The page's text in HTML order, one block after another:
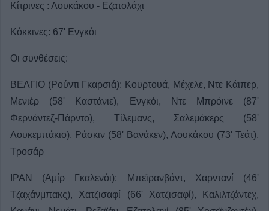
Κίτρινες : Λουκάκου - Εζατολάχι
Κόκκινες: 67' Ενγκόι
Οι συνθέσεις:
ΒΕΛΓΙΟ (Ρούντι Γκαρσιά): Κουρτουά, Μέχελε, Ντε Κάιπερ,
Μενιέρ (58' Καστάνιε), Ενγκόι, Ντε Μπρόινε (87'
Φερνάντεζ-Πάρντο), Τίλεμανς, Σαλεμάκερς (58'
Λουκεμπάκιο), Ράσκιν (58' Βανάκεν), Λουκάκου (73' Τεάτ),
Τροσάρ
ΙΡΑΝ (Αμίρ Γκαλενόι): Μπεϊρανβάντ, Χαρντανί (46'
Τζαχάνμπακς), Χατζισαφί (66' Χατζισαφί), Καλιλτζάντεχ,